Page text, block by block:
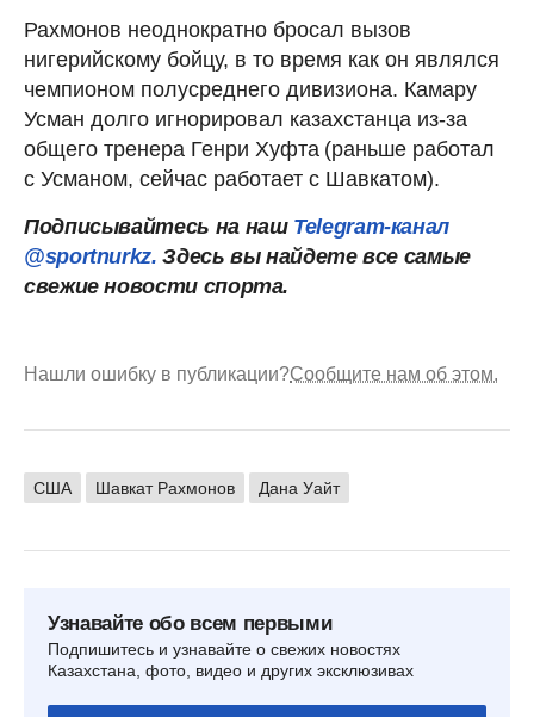
Рахмонов неоднократно бросал вызов
нигерийскому бойцу, в то время как он являлся
чемпионом полусреднего дивизиона. Камару
Усман долго игнорировал казахстанца из-за
общего тренера Генри Хуфта (раньше работал
с Усманом, сейчас работает с Шавкатом).
Подписывайтесь на нашTelegram-канал
@sportnurkz. Здесь вы найдете все самые
свежие новости спорта.
Нашли ошибку в публикации?Сообщите нам об этом.
США Шавкат Рахмонов Дана Уайт
Узнавайте обо всем первыми
Подпишитесь и узнавайте о свежих новостях
Казахстана, фото, видео и других эксклюзивах